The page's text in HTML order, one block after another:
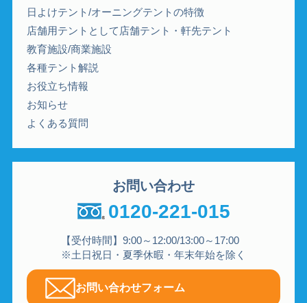
日よけテント/オーニングテントの特徴
店舗用テントとして店舗テント・軒先テント
教育施設/商業施設
各種テント解説
お役立ち情報
お知らせ
よくある質問
お問い合わせ
0120-221-015
【受付時間】9:00～12:00/13:00～17:00
※土日祝日・夏季休暇・年末年始を除く
お問い合わせフォーム